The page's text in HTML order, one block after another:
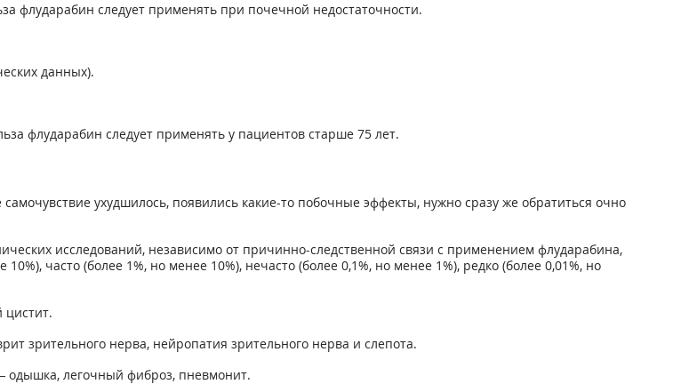
флударабин следует применять при почечной недостаточности.
данных).
флударабин следует применять у пациентов старше 75 лет.
ухудшилось, появились какие-то побочные эффекты, нужно сразу же обратиться очно
исследований, независимо от причинно-следственной связи с применением флударабина,
часто (более 1%, но менее 10%), нечасто (более 0,1%, но менее 1%), редко (более 0,01%, но
зрительного нерва, нейропатия зрительного нерва и слепота.
одышка, легочный фиброз, пневмонит.